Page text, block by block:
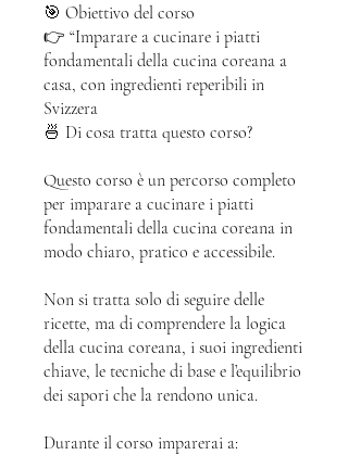
🎯 Obiettivo del corso
👉 “Imparare a cucinare i piatti
fondamentali della cucina coreana a
casa, con ingredienti reperibili in
Svizzera
🍜 Di cosa tratta questo corso?
Questo corso è un percorso completo
per imparare a cucinare i piatti
fondamentali della cucina coreana in
modo chiaro, pratico e accessibile.
Non si tratta solo di seguire delle
ricette, ma di comprendere la logica
della cucina coreana, i suoi ingredienti
chiave, le tecniche di base e l’equilibrio
dei sapori che la rendono unica.
Durante il corso imparerai a: